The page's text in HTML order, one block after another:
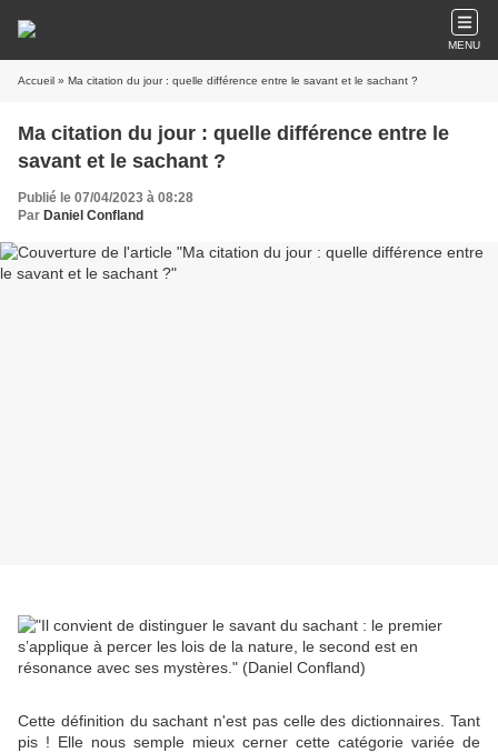
MENU
Accueil » Ma citation du jour : quelle différence entre le savant et le sachant ?
Ma citation du jour : quelle différence entre le
savant et le sachant ?
Publié le 07/04/2023 à 08:28
Par Daniel Confland
Cette définition du sachant n'est pas celle des dictionnaires. Tant
pis ! Elle nous semple mieux cerner cette catégorie variée de